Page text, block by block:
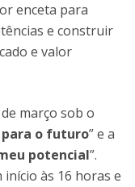
enceta para
e construir
e valor
março sob o
para o futuro” e a
potencial”.
início às 16 horas e